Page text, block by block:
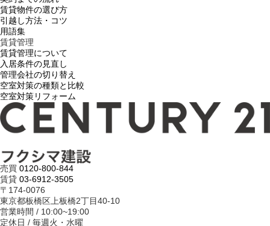
賃貸物件の選び方
引越し方法・コツ
用語集
賃貸管理
賃貸管理について
入居条件の見直し
管理会社の切り替え
空室対策の種類と比較
空室対策リフォーム
売買 0120-800-844
賃貸 03-6912-3505
〒174-0076
東京都板橋区上板橋2丁目40-10
営業時間 / 10:00~19:00
定休日 / 毎週火・水曜